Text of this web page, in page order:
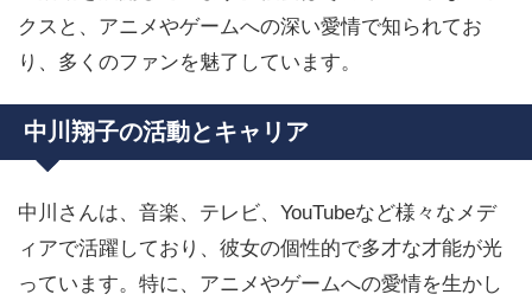
クスと、アニメやゲームへの深い愛情で知られてお
り、多くのファンを魅了しています。
中川翔子の活動とキャリア
中川さんは、音楽、テレビ、YouTubeなど様々なメデ
ィアで活躍しており、彼女の個性的で多才な才能が光
っています。特に、アニメやゲームへの愛情を生かし